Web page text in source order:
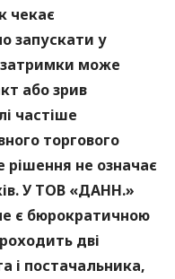
чекає
запускати у
може
або зрив
частіше
торгового
не означає
У ТОВ «ДАНН.»
є бюрократичною
дві
і постачальника,